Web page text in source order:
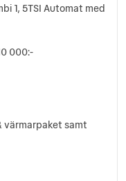
1, 5TSI Automat med
000:-
värmarpaket samt